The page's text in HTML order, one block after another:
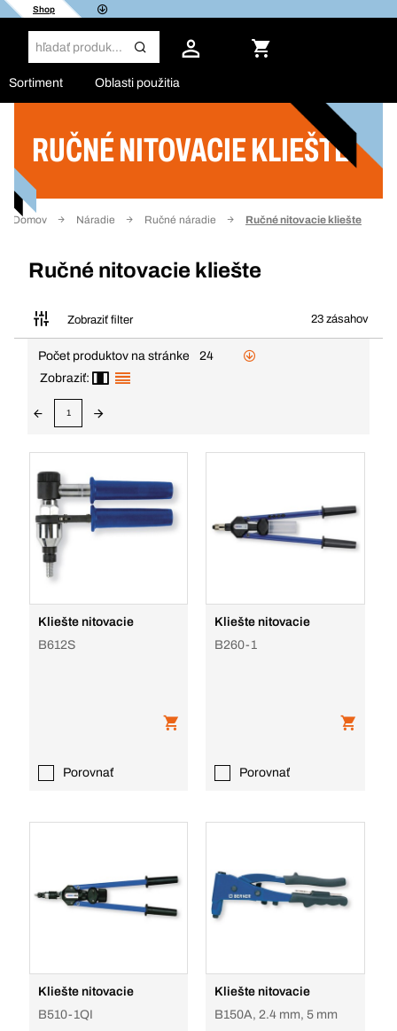
Shop
Sortiment Oblasti použitia
RUČNÉ NITOVACIE KLIEŠTE
Domov Náradie Ručné náradie Ručné nitovacie kliešte
Ručné nitovacie kliešte
Zobraziť filter 23 zásahov
Filter
Počet produktov na stránke
24
Zobraziť:
1
Kliešte nitovacie
B612S
Porovnať
Kliešte nitovacie
B260-1
Porovnať
Kliešte nitovacie
B510-1QI
Kliešte nitovacie
B150A, 2.4 mm, 5 mm